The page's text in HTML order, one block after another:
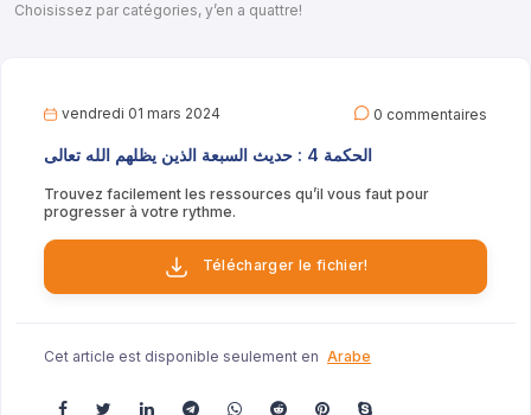
Choisissez par catégories, y’en a quattre!
vendredi 01 mars 2024 0 commentaires
الحكمة 4 : حديث السبعة الذين يظلهم الله تعالى
Trouvez facilement les ressources qu’il vous faut pour
progresser à votre rythme.
Télécharger le fichier!
Cet article est disponible seulement en Arabe